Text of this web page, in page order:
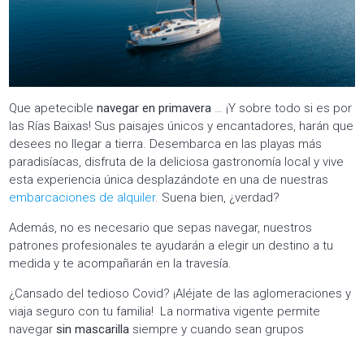
Que apeteciblenavegar en primavera … ¡Y sobre todo si es por
las Rías Baixas! Sus paisajes únicos y encantadores, harán que
desees no llegar a tierra. Desembarca en las playas más
paradisíacas, disfruta de la deliciosa gastronomía local y vive
esta experiencia única desplazándote en una de nuestras
embarcaciones de alquiler. Suena bien, ¿verdad?
Además, no es necesario que sepas navegar, nuestros
patrones profesionales te ayudarán a elegir un destino a tu
medida y te acompañarán en la travesía.
¿Cansado del tedioso Covid? ¡Aléjate de las aglomeraciones y
viaja seguro con tu familia! La normativa vigente permite
navegarsin mascarilla siempre y cuando sean grupos